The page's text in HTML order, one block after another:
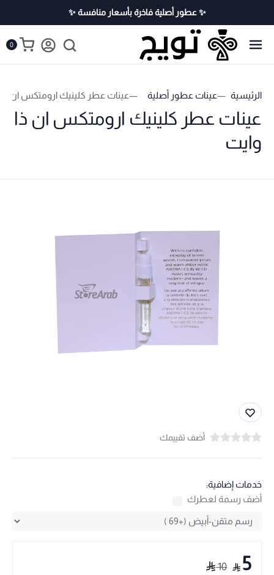
✨ عطور أصلية فاخرة بأسعار منافسة ✨
0
الرئيسية عينات عطور أصلية عينات عطر كلينيك ارومتكس ان
عينات عطر كلينيك ارومتكس ان ذا
وايت
أضف تقييمك
خدمات إضافية:
أضف رسمة لعطرك
5
10